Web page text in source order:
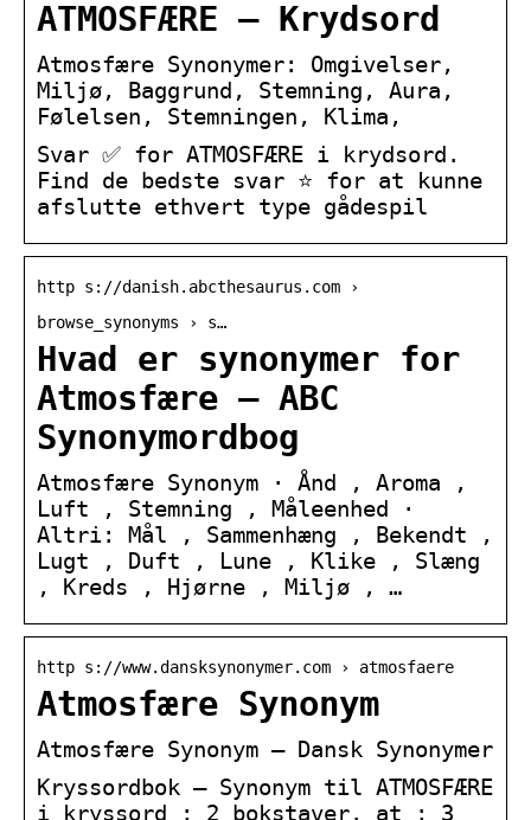
ATMOSFÆRE – Krydsord
Atmosfære Synonymer: Omgivelser,
Miljø, Baggrund, Stemning, Aura,
Følelsen, Stemningen, Klima,
Svar ✅ for ATMOSFÆRE i krydsord.
Find de bedste svar ⭐ for at kunne
afslutte ethvert type gådespil
http s://danish.abcthesaurus.com ›
browse_synonyms › s…
Hvad er synonymer for
Atmosfære – ABC
Synonymordbog
Atmosfære Synonym · Ånd , Aroma ,
Luft , Stemning , Måleenhed ·
Altri: Mål , Sammenhæng , Bekendt ,
Lugt , Duft , Lune , Klike , Slæng
, Kreds , Hjørne , Miljø , …
http s://www.dansksynonymer.com › atmosfaere
Atmosfære Synonym
Atmosfære Synonym – Dansk Synonymer
Kryssordbok – Synonym til ATMOSFÆRE
i kryssord ; 2 bokstaver. at ; 3